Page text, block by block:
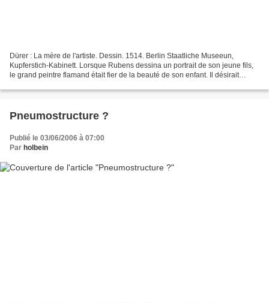
Dürer : La mère de l'artiste. Dessin. 1514. Berlin Staatliche Museeun,
Kupferstich-Kabinett. Lorsque Rubens dessina un portrait de son jeune fils,
le grand peintre flamand était fier de la beauté de son enfant. Il désirait
Pneumostructure ?
Publié le 03/06/2006 à 07:00
Par holbein